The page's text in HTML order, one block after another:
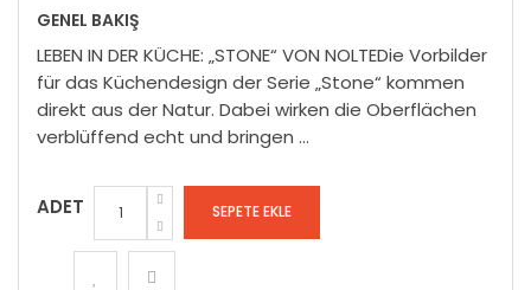
GENEL BAKIŞ
LEBEN IN DER KÜCHE: „STONE“ VON NOLTEDie Vorbilder
für das Küchendesign der Serie „Stone“ kommen
direkt aus der Natur. Dabei wirken die Oberflächen
verblüffend echt und bringen ...
ADET